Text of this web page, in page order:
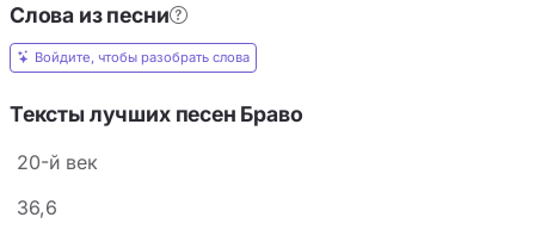
Слова из песни
Войдите, чтобы разобрать слова
Тексты лучших песен Браво
20-й век
36,6